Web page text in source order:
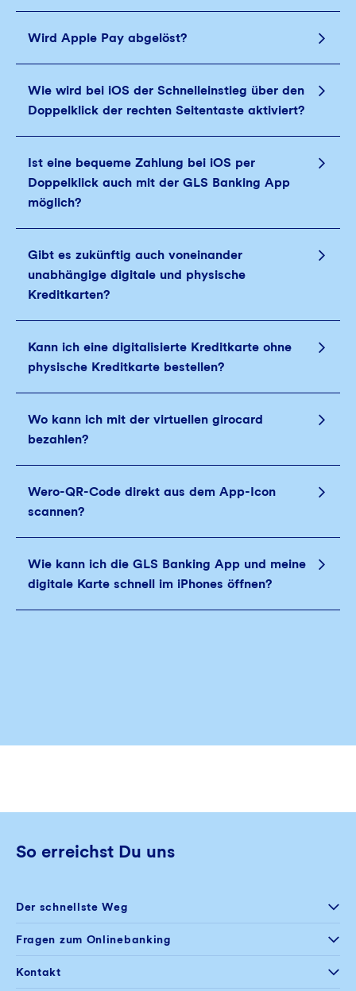
Wird Apple Pay abgelöst?
Wie wird bei iOS der Schnelleinstieg über den
Doppelklick der rechten Seitentaste aktiviert?
Ist eine bequeme Zahlung bei iOS per
Doppelklick auch mit der GLS Banking App
möglich?
Gibt es zukünftig auch voneinander
unabhängige digitale und physische
Kreditkarten?
Kann ich eine digitalisierte Kreditkarte ohne
physische Kreditkarte bestellen?
Wo kann ich mit der virtuellen girocard
bezahlen?
Wero-QR-Code direkt aus dem App-Icon
scannen?
Wie kann ich die GLS Banking App und meine
digitale Karte schnell im iPhones öffnen?
So erreichst Du uns
Der schnellste Weg
Selfservice
Postfach im
Fragen zum Onlinebanking
+49 234 5797 444
Kontakt